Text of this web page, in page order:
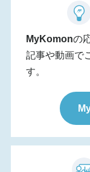
MyKomonの
記事や動画で
す。